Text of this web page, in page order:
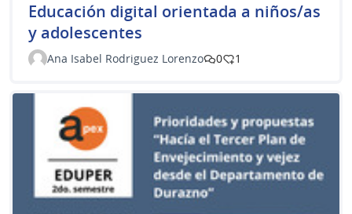
Educación digital orientada a niños/as
y adolescentes
Ana Isabel Rodriguez Lorenzo 0 1